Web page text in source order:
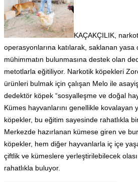
KAÇAKÇILIK,
operasyonlarına katılarak, saklanan yasa
mühimmatın bulunmasına destek olan
metotlarla eğitiliyor. Narkotik köpekleri
ürünleri bulmak için çalışan Melo ile
dedektör köpek “sosyalleşme ve doğal
Kümes hayvanlarını genellikle kovalayan
köpekler, bu eğitim sayesinde rahatlıkla
Merkezde hazırlanan kümese giren ve
köpekler, hem diğer hayvanlarla iç içe
çiftlik ve kümeslere yerleştirilebilecek
rahatlıkla buluyor.